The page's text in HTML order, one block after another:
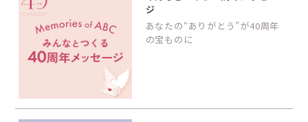
ジ
あなたの“ありがとう”が40周年
の宝ものに